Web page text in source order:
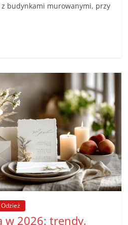
budynkami murowanymi, przy
Odzież
w 2026: trendy,